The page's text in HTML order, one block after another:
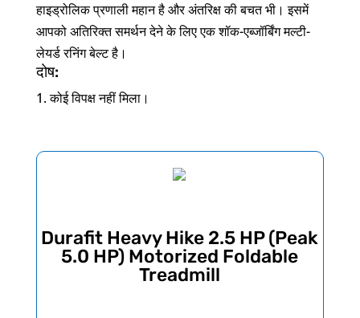
हाइड्रोलिक प्रणाली महान है और अंतरिक्ष की बचत भी। इसमें
आपको अतिरिक्त समर्थन देने के लिए एक शॉक-एब्जॉर्बिंग मल्टी-
लेयर्ड रनिंग बेल्ट है।
दोष:
कोई विपक्ष नहीं मिला।
Durafit Heavy Hike 2.5 HP (Peak
5.0 HP) Motorized Foldable
Treadmill